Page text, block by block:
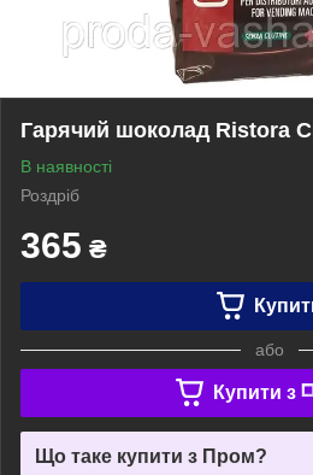
Гарячий шоколад Ristora
В наявності
Роздріб
365 ₴
або
Купити з
Що таке купити з Пром?